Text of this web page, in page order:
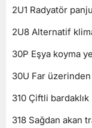
2U1 Radyatör
2U8 Alternatif
30P Eşya koyma
30U Far
310 Çiftli bardaklık
318 Sağdan akan